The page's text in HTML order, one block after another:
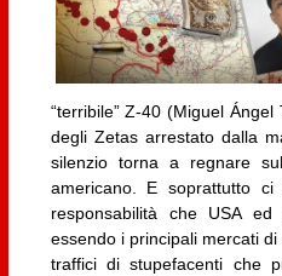
“terribile” Z-40 (Miguel
degli Zetas arrestato dalla
silenzio torna a regnare
americano. E soprattutto
responsabilità che USA
essendo i principali mercati
traffici di stupefacenti che